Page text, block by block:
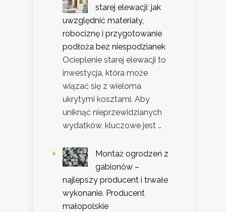
starej elewacji: jak
uwzględnić materiały,
robociznę i przygotowanie
podłoża bez niespodzianek
Ocieplenie starej elewacji to
inwestycja, która może
wiązać się z wieloma
ukrytymi kosztami. Aby
uniknąć nieprzewidzianych
wydatków, kluczowe jest …
Montaż ogrodzeń z
gabionów –
najlepszy producent i trwałe
wykonanie. Producent
małopolskie